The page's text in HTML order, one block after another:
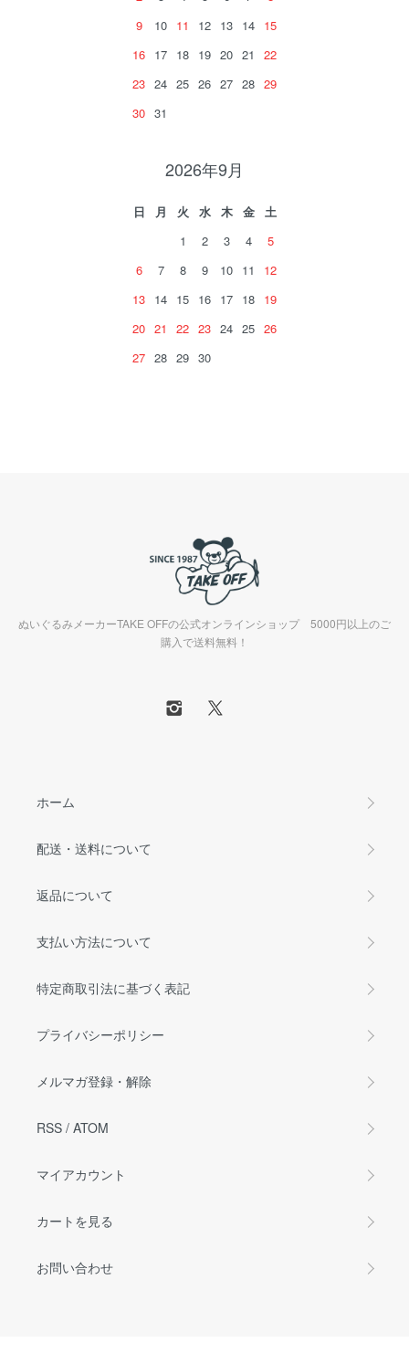
9
10 11 12 13 14 15
16 17 18 19 20 21
22
23 24 25 26 27 28 29
30 31
2026年9月
日 月 火 水 木 金
土
1
2 3 4
5
6
7 8 9 10 11
12
13 14 15 16 17 18 19
20 21 22 23 24 25 26
27 28 29 30
ぬいぐるみメーカーTAKE OFFの公式オンラインショップ 5000円以上のご
購入で送料無料！
ホーム
配送・送料について
返品について
支払い方法について
特定商取引法に基づく表記
プライバシーポリシー
メルマガ登録・解除
RSS / ATOM
マイアカウント
カートを見る
お問い合わせ